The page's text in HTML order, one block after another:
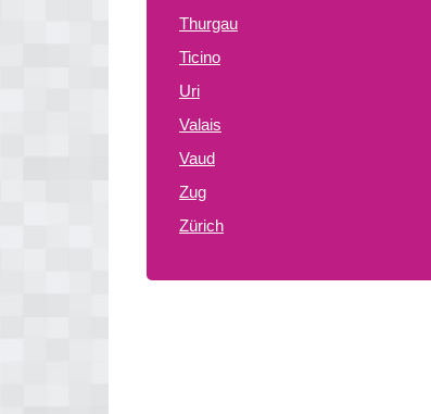
Thurgau
Ticino
Uri
Valais
Vaud
Zug
Zürich